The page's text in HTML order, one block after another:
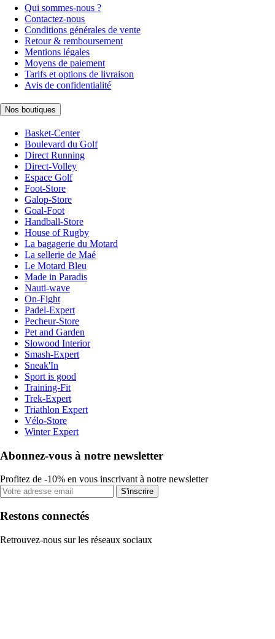
Qui sommes-nous ?
Contactez-nous
Conditions générales de vente
Retour & remboursement
Mentions légales
Moyens de paiement
Tarifs et options de livraison
Avis de confidentialité
Nos boutiques
Basket-Center
Boulevard du Golf
Direct Running
Direct-Volley
Espace Golf
Foot-Store
Galop-Store
Goal-Foot
Handball-Store
House of Rugby
La bagagerie du Motard
La sellerie de Maé
Le Motard Bleu
Made in Paradis
Nauti-wave
On-Fight
Padel-Expert
Pecheur-Store
Pet and Garden
Slowood Interior
Smash-Expert
Sneak'In
Sport is good
Training-Fit
Trek-Expert
Triathlon Expert
Vélo-Store
Winter Expert
Abonnez-vous à notre newsletter
Profitez de -10% en vous inscrivant à notre newsletter
S'inscrire
Restons connectés
Retrouvez-nous sur les réseaux sociaux